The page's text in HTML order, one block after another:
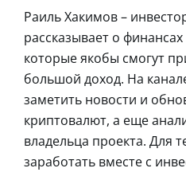
Раиль Хакимов –
рассказывает о
которые якобы смогут
большой доход. На
заметить новости и
криптовалют, а еще
владельца проекта. Для
заработать вместе с